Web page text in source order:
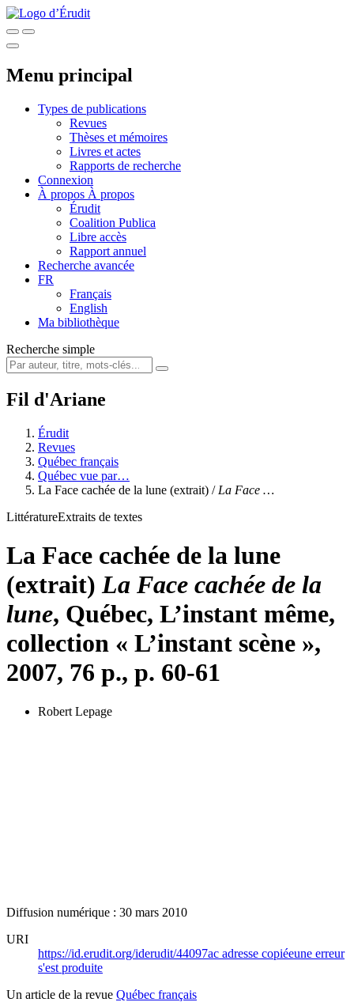
Menu principal
Types de publications
Revues
Thèses et mémoires
Livres et actes
Rapports de recherche
Connexion
À propos À propos
Érudit
Coalition Publica
Libre accès
Rapport annuel
Recherche avancée
FR
Français
English
Ma bibliothèque
Recherche simple
Fil d'Ariane
Érudit
Revues
Québec français
Québec vue par…
La Face cachée de la lune (extrait) / La Face …
LittératureExtraits de textes
La Face cachée de la lune
(extrait) La Face cachée de la
lune, Québec, L’instant même,
collection « L’instant scène »,
2007, 76 p., p. 60-61
Robert Lepage
Diffusion numérique : 30 mars 2010
URI
https://id.erudit.org/iderudit/44097ac adresse copiéeune erreur
s'est produite
Un article de la revue Québec français